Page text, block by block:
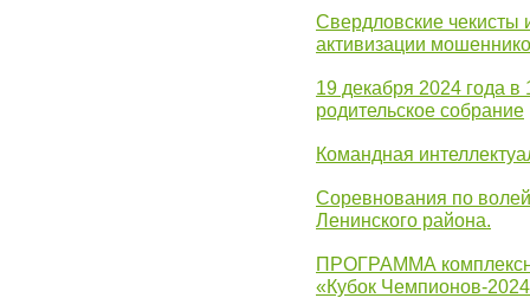
Свердловские
активизации
19 декабря 2024 года
родительское собрание
Командная
Соревнования по
Ленинского района.
ПРОГРАММА
«Кубок Чемпионов-